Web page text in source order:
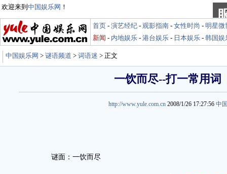
欢迎来到 中国娱乐网 ！
首页 - 演艺经纪 - 观影指南 - 女性时尚 - 明星微
新闻 - 内地娱乐 - 港台娱乐 - 日本娱乐 - 韩国娱
中国娱乐网 > 谜语频道 > 词语迷 > 正文
一饮而尽--打一常用词
http://www.yule.com.cn 2008/1/26 17:27:56 中
谜面：一饮而尽